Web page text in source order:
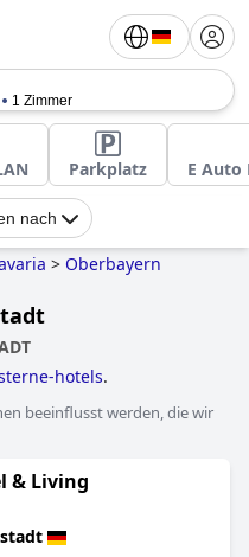
1 Zimmer
Parkplatz E Auto
nach
> Oberbayern
hotels.
beeinflusst werden, die wir
& Living